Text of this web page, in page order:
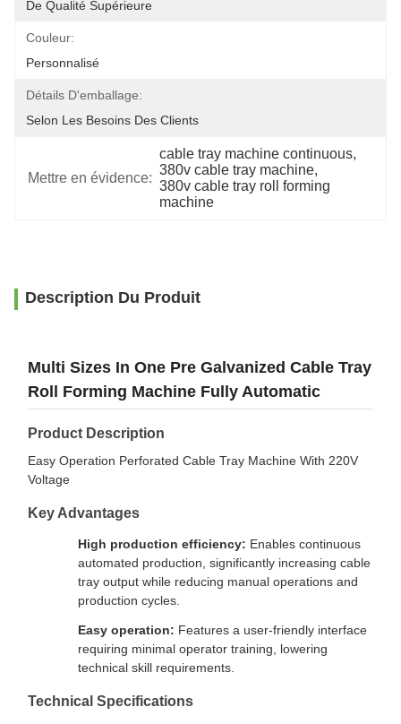
De Qualité Supérieure
Couleur:
Personnalisé
Détails D'emballage:
Selon Les Besoins Des Clients
Mettre en évidence:
cable tray machine continuous,
380v cable tray machine,
380v cable tray roll forming
machine
Description Du Produit
Multi Sizes In One Pre Galvanized Cable Tray
Roll Forming Machine Fully Automatic
Product Description
Easy Operation Perforated Cable Tray Machine With 220V
Voltage
Key Advantages
High production efficiency: Enables continuous
automated production, significantly increasing cable
tray output while reducing manual operations and
production cycles.
Easy operation: Features a user-friendly interface
requiring minimal operator training, lowering
technical skill requirements.
Technical Specifications